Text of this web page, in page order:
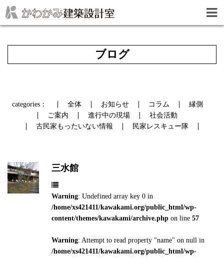
ブログ
categories： 全体 お知らせ コラム
縁側
ご案内
進行中の現場
社会活動
古民家もったいない情報
民家レスキュー隊
三水館
Warning: Undefined array key 0 in
/home/xs421411/kawakami.org/public_html/wp-
content/themes/kawakami/archive.phpon line 57
Warning: Attempt to read property "name" on null in
/home/xs421411/kawakami.org/public_html/wp-